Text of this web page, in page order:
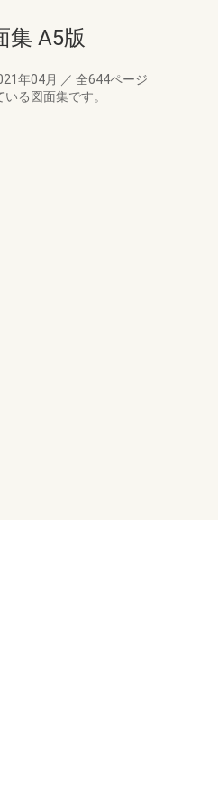
集 A5版
年04月 ／ 全644ページ
る図面集です。